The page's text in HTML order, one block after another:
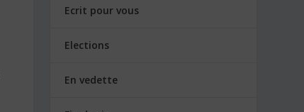
Ecrit pour vous
Elections
En vedette